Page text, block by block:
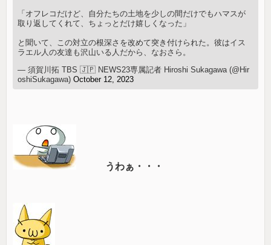
「オフレコだけど、自分たちの土地を少しの間だけでもハマスが
取り返してくれて、ちょっとだけ嬉しくなった」
と聞いて、この対立の根深さを改めて突き付けられた。彼はイス
ラエル人の友達も沢山いる人だから、なおさら。
— 須賀川拓 TBS 🇯🇵 NEWS23専属記者 Hiroshi Sukagawa (@Hir
oshiSukagawa)October 12, 2023
うわぁ・・・